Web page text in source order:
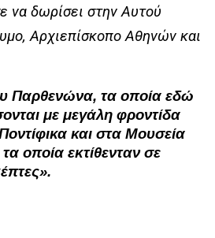
να δωρίσει στην Αυτού
Αρχιεπίσκοπο Αθηνών και
Παρθενώνα, τα οποία εδώ
με μεγάλη φροντίδα
και στα Μουσεία
οποία εκτίθενταν σε